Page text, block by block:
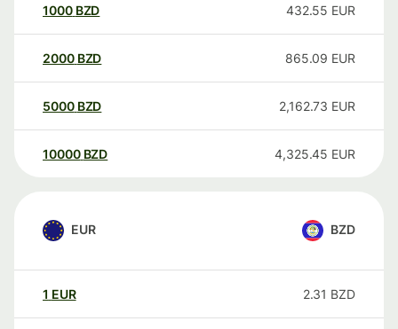
1000 BZD 432.55 EUR
2000 BZD 865.09 EUR
5000 BZD 2,162.73 EUR
10000 BZD 4,325.45 EUR
EUR BZD
1 EUR 2.31 BZD